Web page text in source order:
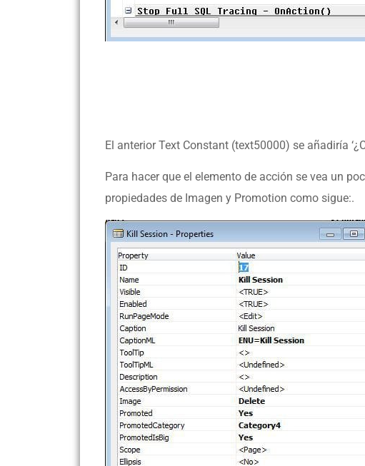
El anterior Text Constant (text50000) se añadiría
Para hacer que el elemento de acción se vea un
propiedades de Imagen y Promotion como sigue:.